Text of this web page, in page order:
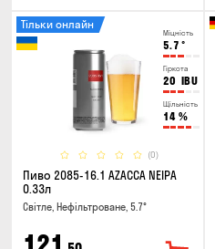
Міцність
5.7 °
Гіркота
20 IBU
Щільність
14 %
(0)
Тільки онлайн
Пиво 2085-16.1 AZACCA NEIPA
0.33л
Світле, Нефільтроване, 5.7°